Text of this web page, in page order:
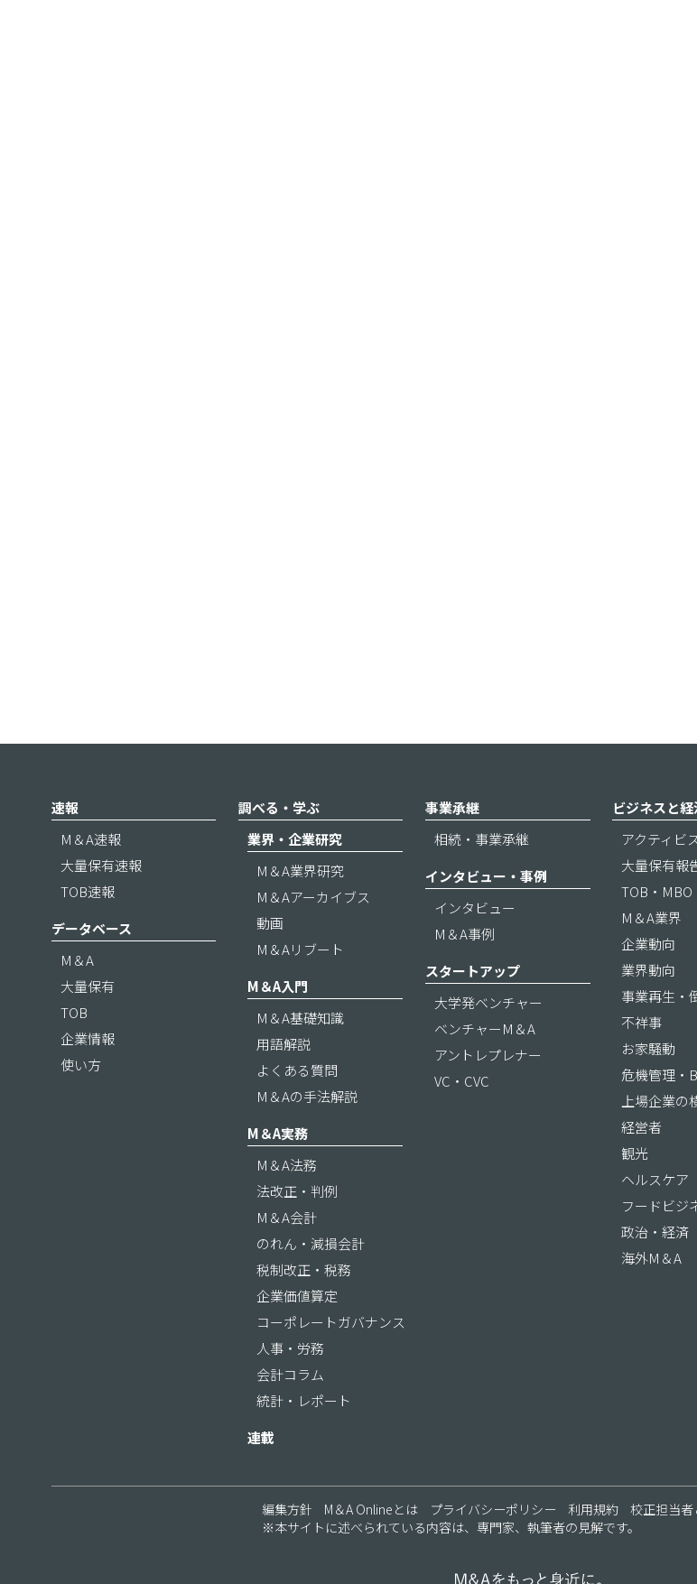
速報
M＆A速報
大量保有速報
TOB速報
データベース
M＆A
大量保有
TOB
企業情報
使い方
調べる・学ぶ
業界・企業研究
M＆A業界研究
M＆Aアーカイブス
動画
M＆Aリブート
M＆A入門
M＆A基礎知識
用語解説
よくある質問
M＆Aの手法解説
M＆A実務
M＆A法務
法改正・判例
M＆A会計
のれん・減損会計
税制改正・税務
企業価値算定
コーポレートガバナンス
人事・労務
会計コラム
統計・レポート
連載
事業承継
相続・事業承継
インタビュー・事例
インタビュー
M＆A事例
スタートアップ
大学発ベンチャー
ベンチャーM＆A
アントレプレナー
VC・CVC
ビジネスと経
アクティビ
大量保有報
TOB・MBO
M＆A業界
企業動向
業界動向
事業再生・
不祥事
お家騒動
危機管理・
上場企業の
経営者
観光
ヘルスケア
フードビジ
政治・経済
海外M＆A
編集方針 M＆A Onlineとは プライバシーポリシー 利用規約 校正担当
※本サイトに述べられている内容は、専門家、執筆者の見解です。